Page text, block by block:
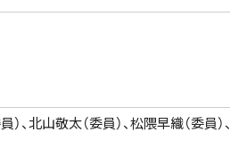
、北山敬太（委員）、松隈早織（委員）